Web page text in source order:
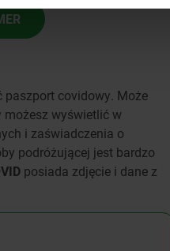
paszport covidowy. Może
możesz wyświetlić w
i zaświadczenia o
podróżującej jest bardzo
posiada zdjęcie i dane z